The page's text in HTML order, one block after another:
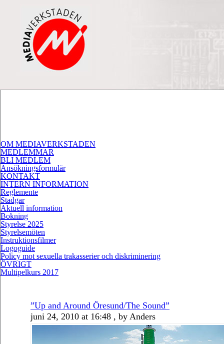
OM MEDIAVERKSTADEN
MEDLEMMAR
BLI MEDLEM
Ansökningsformulär
KONTAKT
INTERN INFORMATION
Reglemente
Stadgar
Aktuell information
Bokning
Styrelse 2025
Styrelsemöten
Instruktionsfilmer
Logoguide
Policy mot sexuella trakasserier och diskriminering
ÖVRIGT
Multipelkurs 2017
”Up and Around Öresund/The Sound”
juni 24, 2010 at 16:48 , by Anders